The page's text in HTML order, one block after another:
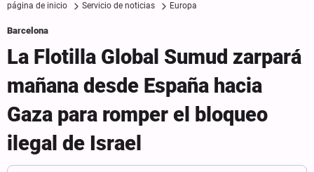
página de inicio Servicio de noticias Europa
Barcelona
La Flotilla Global Sumud zarpará
mañana desde España hacia
Gaza para romper el bloqueo
ilegal de Israel